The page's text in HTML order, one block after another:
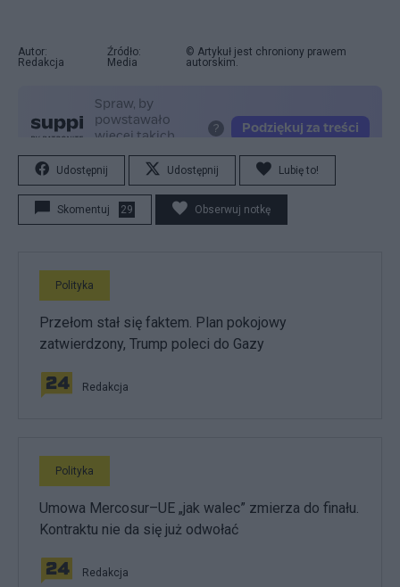
Autor:
Redakcja
Źródło:
Media
© Artykuł jest chroniony prawem
autorskim.
Udostępnij Udostępnij Lubię to!
Skomentuj 29 Obserwuj notkę
Polityka
Przełom stał się faktem. Plan pokojowy
zatwierdzony, Trump poleci do Gazy
Redakcja
Polityka
Umowa Mercosur–UE „jak walec” zmierza do finału.
Kontraktu nie da się już odwołać
Redakcja